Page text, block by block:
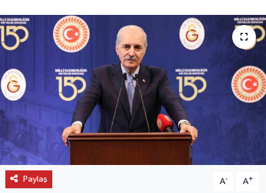
Paylaş A- A+
FİNANS